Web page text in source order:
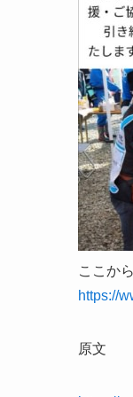
ここか
https://
原文